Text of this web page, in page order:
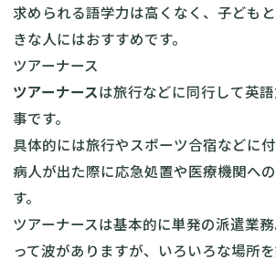
求められる語学力は高くなく、子ども
きな人にはおすすめです。
ツアーナース
ツアーナースは旅行などに同行して英
事です。
具体的には旅行やスポーツ合宿などに
病人が出た際に応急処置や医療機関へ
す。
ツアーナースは基本的に単発の派遣業
って波がありますが、いろいろな場所